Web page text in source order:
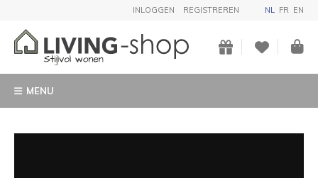
INLOGGEN REGISTREREN NL FR EN
MENU